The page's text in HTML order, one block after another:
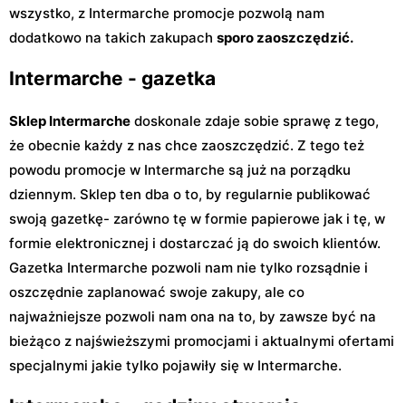
wszystko, z Intermarche promocje pozwolą nam
dodatkowo na takich zakupach sporo zaoszczędzić.
Intermarche - gazetka
Sklep Intermarche doskonale zdaje sobie sprawę z tego,
że obecnie każdy z nas chce zaoszczędzić. Z tego też
powodu promocje w Intermarche są już na porządku
dziennym. Sklep ten dba o to, by regularnie publikować
swoją gazetkę- zarówno tę w formie papierowe jak i tę, w
formie elektronicznej i dostarczać ją do swoich klientów.
Gazetka Intermarche pozwoli nam nie tylko rozsądnie i
oszczędnie zaplanować swoje zakupy, ale co
najważniejsze pozwoli nam ona na to, by zawsze być na
bieżąco z najświeższymi promocjami i aktualnymi ofertami
specjalnymi jakie tylko pojawiły się w Intermarche.